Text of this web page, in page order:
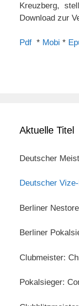
Kreuzberg,
Download zur
Pdf * Mobi *
Aktuelle Titel
Deutscher
Deutscher
Berliner
Berliner
Clubmeister:
Pokalsieger: